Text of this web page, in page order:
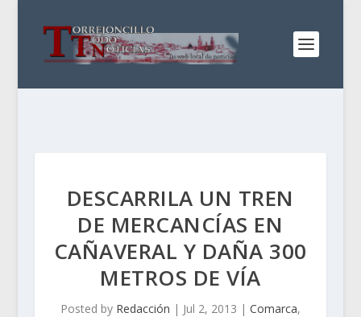
DESCARRILA UN TREN
DE MERCANCÍAS EN
CAÑAVERAL Y DAÑA 300
METROS DE VÍA
Posted by Redacción | Jul 2, 2013 | Comarca,